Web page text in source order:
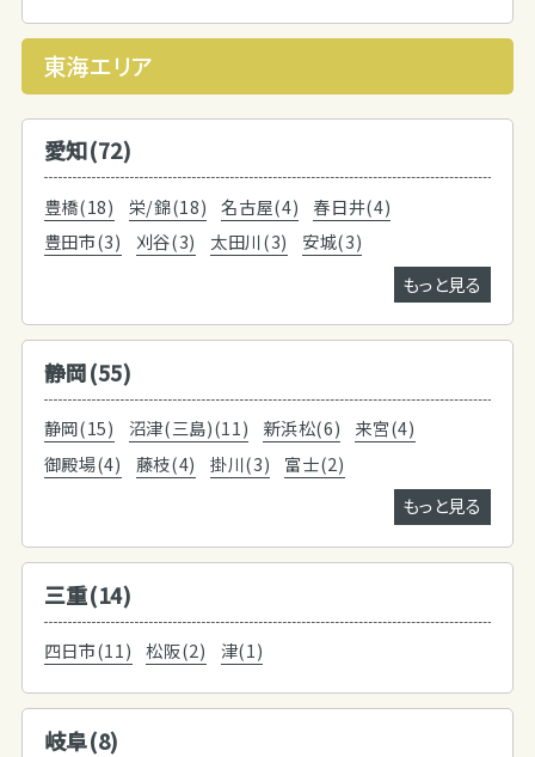
東海エリア
愛知(72)
豊橋(18) 栄/錦(18) 名古屋(4)
春日井(4)
豊田市(3)
刈谷(3) 太田川(3)
安城(3)
もっと見る
静岡(55)
静岡(15) 沼津(三島)(11) 新浜松(6)
来宮(4)
御殿場(4)
藤枝(4) 掛川(3)
富士(2)
もっと見る
三重(14)
四日市(11) 松阪(2) 津(1)
岐阜(8)